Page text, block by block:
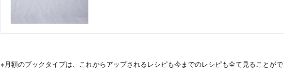
※月額のブックタイプは、これからアップされるレシピも今までのレシピも全て見ることが